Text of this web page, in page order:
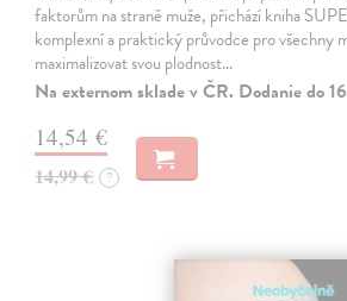
faktorům na straně muže, přichází kniha
komplexní a praktický průvodce pro všechny
maximalizovat svou plodnost…
Na externom sklade v ČR. Dodanie do
14,54 €
14,99 € ?